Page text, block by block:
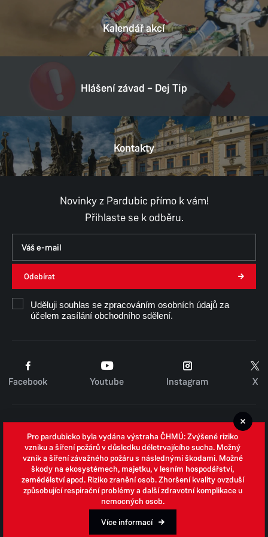
Kalendář akcí
Hlášení závad – Dej Tip
Kontakty
Novinky z Pardubic přímo k vám!
Přihlaste se k odběru.
Odebírat
Uděluji souhlas se zpracováním osobních údajů za
účelem zasílání obchodního sdělení.
Facebook Youtube Instagram X
Zpracování osobních údajů
Whistleblowing
Open data
Povinně zveřejňované informace
Prohlášení o přístupnosti
Pro pardubicko byla vydána výstraha ČHMÚ: Zvýšené riziko
vzniku a šíření požárů v důsledku déletrvajícího sucha. Možný
vznik a šíření závažného požáru s následnými škodami. Možné
škody na ekosystémech, majetku, v lesním hospodářství,
zemědělství apod. Riziko zranění osob. Zhoršení kvality ovzduší
způsobující respirační problémy a další zdravotní komplikace u
nemocných osob.
Více informací